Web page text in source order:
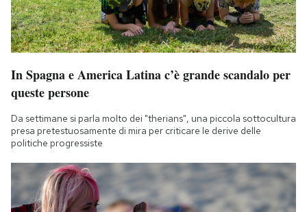
In Spagna e America Latina c’è grande scandalo per
queste persone
Da settimane si parla molto dei "therians", una piccola sottocultura
presa pretestuosamente di mira per criticare le derive delle
politiche progressiste